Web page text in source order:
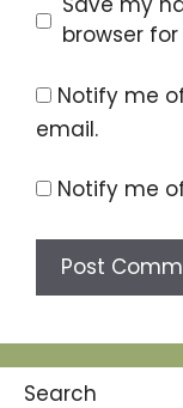
browser
Notify me
email.
Notify me
Search